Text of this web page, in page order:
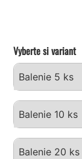
Vyberte si variant
Balenie 5 ks
Balenie 10 ks
Balenie 20 ks